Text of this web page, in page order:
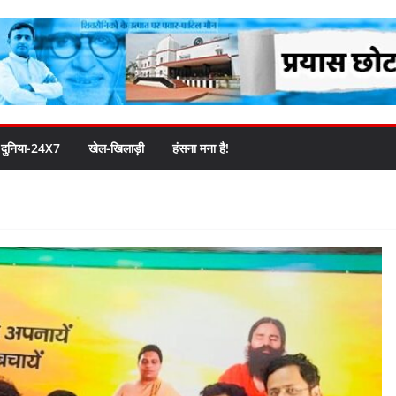
दुनिया-24X7 खेल-खिलाड़ी हंसना मना है!